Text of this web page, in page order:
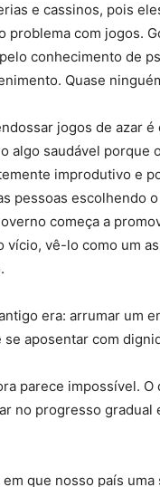
e cassinos, pois
problema com jogos.
conhecimento de
Quase
jogos de azar
algo saudável porque
improdutivo e
pessoas escolhendo
começa a
vício, vê-lo como um
era: arrumar um
se aposentar com
parece impossível.
no progresso gradual
que nosso país